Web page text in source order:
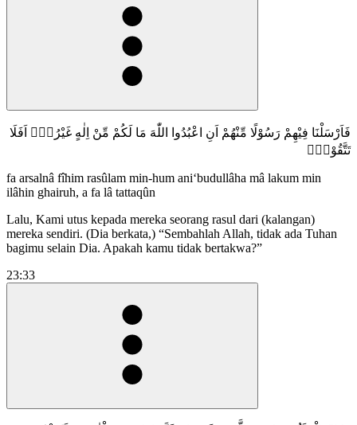
فَاَرْسَلْنَا فِيْهِمْ رَسُوْلًا مِّنْهُمْ اَنِ اعْبُدُوا اللّٰهَ مَا لَكُمْ مِّنْ اِلٰهٍ غَيْرُهٗۗ اَفَلَا
تَتَّقُوْنَࣖ
fa arsalnâ fîhim rasûlam min-hum ani‘budullâha mâ lakum min
ilâhin ghairuh, a fa lâ tattaqûn
Lalu, Kami utus kepada mereka seorang rasul dari (kalangan)
mereka sendiri. (Dia berkata,) “Sembahlah Allah, tidak ada Tuhan
bagimu selain Dia. Apakah kamu tidak bertakwa?”
23:33